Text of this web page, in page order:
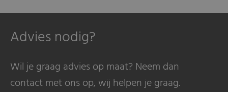
Advies nodig?
Wil je graag advies op maat? Neem dan
contact met ons op, wij helpen je graag.